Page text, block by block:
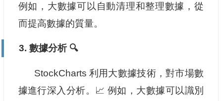
例如，大數據可以自動清理和整理數據，從
而提高數據的質量。
3. 數據分析 🔍
StockCharts 利用大數據技術，對市場數
據進行深入分析。📈 例如，大數據可以識別